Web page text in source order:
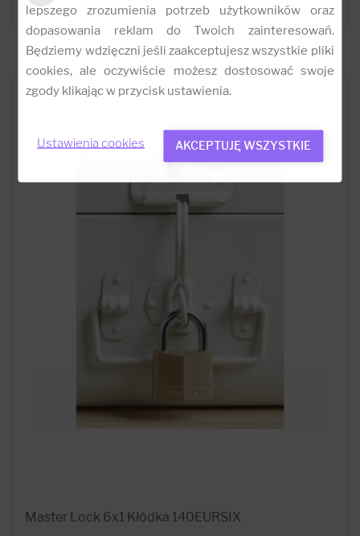
Master Lock 6x1 Kłódka 140EURSIX
lepszego zrozumienia potrzeb użytkowników oraz
dopasowania reklam do Twoich zainteresowań.
Będziemy wdzięczni jeśli zaakceptujesz wszystkie pliki
cookies, ale oczywiście możesz dostosować swoje
zgody klikając w przycisk ustawienia.
Ustawienia cookies AKCEPTUJĘ WSZYSTKIE